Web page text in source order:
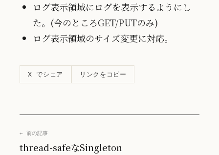
ログ表示領域にログを表示するようにし
た。(今のところGET/PUTのみ)
ログ表示領域のサイズ変更に対応。
X でシェア リンクをコピー
← 前の記事
thread-safeなSingleton